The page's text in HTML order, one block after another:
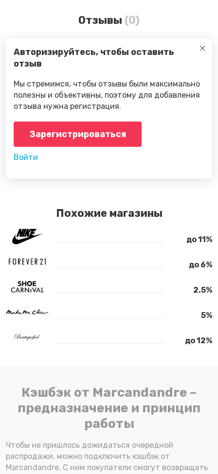
Отзывы (0)
Авторизируйтесь, чтобы оставить
отзыв
Мы стремимся, чтобы отзывы были максимально
полезны и объективны, поэтому для добавления
отзыва нужна регистрация.
Зарегистрироваться
Войти
Похожие магазины
до 11%
до 6%
2.5%
5%
до 12%
Кэшбэк от Marcandandre –
предназначение и принцип
работы
Чтобы не пришлось дожидаться очередной
распродажи, можно подключить кэшбэк от
Marcandandre. С ним покупатели смогут возвращать